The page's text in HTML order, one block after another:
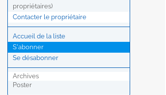
propriétaires)
Contacter le propriétaire
Accueil de la liste
S'abonner
Se désabonner
Archives
Poster